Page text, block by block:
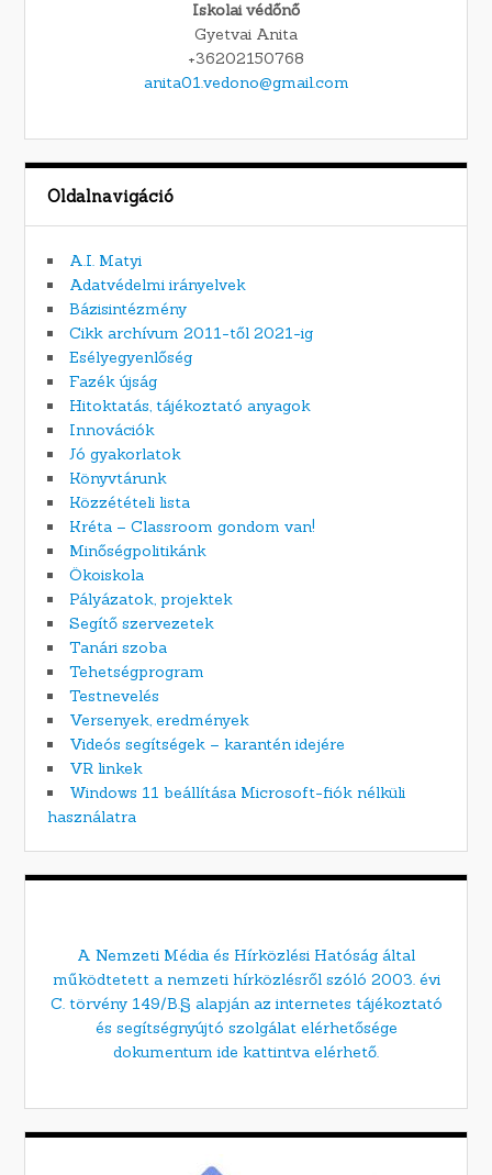
Iskolai védőnő
Gyetvai Anita
+36202150768
anita01.vedono@gmail.com
Oldalnavigáció
A.I. Matyi
Adatvédelmi irányelvek
Bázisintézmény
Cikk archívum 2011-től 2021-ig
Esélyegyenlőség
Fazék újság
Hitoktatás, tájékoztató anyagok
Innovációk
Jó gyakorlatok
Könyvtárunk
Közzétételi lista
Kréta – Classroom gondom van!
Minőségpolitikánk
Ökoiskola
Pályázatok, projektek
Segítő szervezetek
Tanári szoba
Tehetségprogram
Testnevelés
Versenyek, eredmények
Videós segítségek – karantén idejére
VR linkek
Windows 11 beállítása Microsoft-fiók nélküli
használatra
A Nemzeti Média és Hírközlési Hatóság által
működtetett a nemzeti hírközlésről szóló 2003. évi
C. törvény 149/B.§ alapján az internetes tájékoztató
és segítségnyújtó szolgálat elérhetősége
dokumentum ide kattintva elérhető.